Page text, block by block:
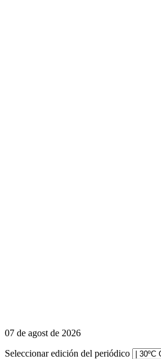
07 de agost de 2026
Seleccionar edición del periódico